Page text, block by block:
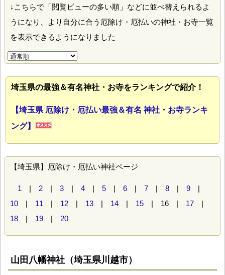
↓こちらで「閲覧ビューの多い順」などに並べ替えられるよ
うになり、より自分に合う厄除け・厄払いの神社・お寺一覧
を表示できるようになりました
埼玉県の最強＆有名神社・お寺をランキングで紹介！
【埼玉県 厄除け・厄払い最強＆有名 神社・お寺ランキ
ング】
【埼玉県】厄除け・厄払い神社ページ
1 | 2 | 3 | 4 | 5 | 6 | 7 | 8 | 9 |
10 | 11 | 12 | 13 | 14 | 15 | 16 | 17 |
18 | 19 | 20
山田八幡神社（埼玉県川越市）